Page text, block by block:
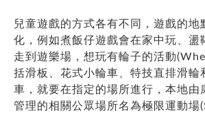
兒童遊戲的方式各有不同，遊戲的地
化，例如煮飯仔遊戲會在家中玩、盪
走到遊樂場，想玩有輪子的活動
括滑板、花式小輪車、特技直排滑輪
車，就要在指定的場所進行，本地由
管理的相關公眾場所名為極限運動場